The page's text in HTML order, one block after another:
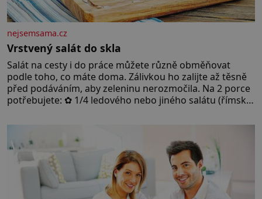
nejsemsama.cz
Vrstvený salát do skla
Salát na cesty i do práce můžete různě obměňovat
podle toho, co máte doma. Zálivkou ho zalijte až těsně
před podáváním, aby zeleninu nerozmočila. Na 2 porce
potřebujete: ✿ 1/4 ledového nebo jiného salátu (římský
okurky ✿ 2 rajčata Zálivka: ✿ 4 lžíce olivového oleje ✿ 1
lžíci citronové šťávy ✿ ½ stroužku